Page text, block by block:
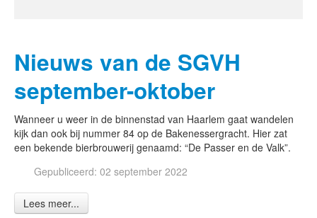
Nieuws van de SGVH
september-oktober
Wanneer u weer in de binnenstad van Haarlem gaat wandelen
kijk dan ook bij nummer 84 op de Bakenessergracht. Hier zat
een bekende bierbrouwerij genaamd: “De Passer en de Valk”.
Gepubliceerd: 02 september 2022
Lees meer...